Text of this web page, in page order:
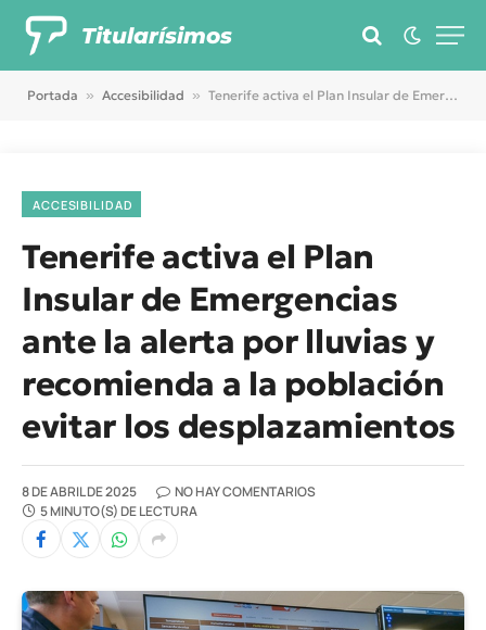
Titularísimos
Portada » Accesibilidad » Tenerife activa el Plan Insular de Emergencias ante la alerta por lluvias y recomienda a la población evitar los desplazamientos
ACCESIBILIDAD
Tenerife activa el Plan
Insular de Emergencias
ante la alerta por lluvias y
recomienda a la población
evitar los desplazamientos
8 DE ABRIL DE 2025
NO HAY COMENTARIOS
5 MINUTO(S) DE LECTURA